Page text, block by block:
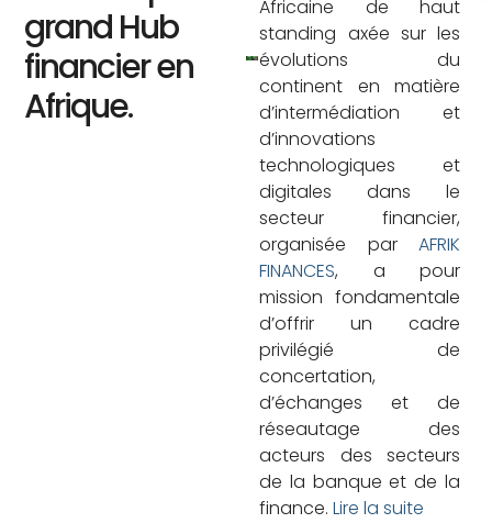
grand Hub
financier en
Afrique.
Africaine de haut
standing axée sur les
évolutions du
continent en matière
d’intermédiation et
d’innovations
technologiques et
digitales dans le
secteur financier,
organisée par AFRIK
FINANCES, a pour
mission fondamentale
d’offrir un cadre
privilégié de
concertation,
d’échanges et de
réseautage des
acteurs des secteurs
de la banque et de la
finance.Lire la suite